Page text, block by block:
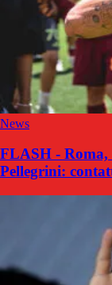
News
FLASH - Roma,
Pellegrini: